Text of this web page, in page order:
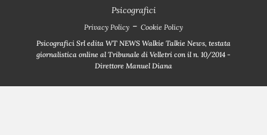
Psicografici
Privacy Policy - Cookie Policy
Psicografici Srl edita WT NEWS Walkie Talkie News, testata
giornalistica online al Tribunale di Velletri con il n. 10/2014 -
Direttore Manuel Diana